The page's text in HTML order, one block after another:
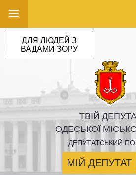
ТВІЙ
ОДЕСЬКОЇ
ДЕПУТАТСЬКИЙ
МІЙ ДЕПУТАТ
ДЛЯ ЛЮДЕЙ З
ВАДАМИ ЗОРУ